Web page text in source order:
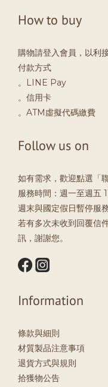
How to buy
購物請登入會員，以利
付款方式
。LINE Pay
。信用卡
。ATM虛擬代碼繳費
Follow us on
如有需求，歡迎點選「
服務時間：週一至週五
週末與國定假日暫停服務
若有多次未收到回覆信
訊，謝謝您。
Information
條款與細則
材質製品注意事項
退貨方式與規則
拾獲物公告